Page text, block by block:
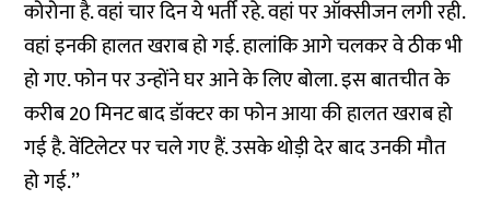
कोरोना है. वहां चार दिन ये भर्ती रहे. वहां पर ऑक्सीजन लगी रही.
वहां इनकी हालत खराब हो गई. हालांकि आगे चलकर वे ठीक भी
हो गए. फोन पर उन्होंने घर आने के लिए बोला. इस बातचीत के
करीब 20 मिनट बाद डॉक्टर का फोन आया की हालत खराब हो
गई है. वेंटिलेटर पर चले गए हैं. उसके थोड़ी देर बाद उनकी मौत
हो गई.’’